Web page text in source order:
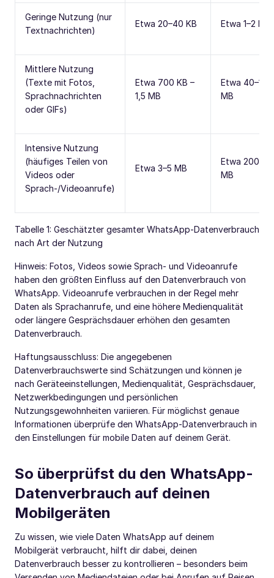
Geringe Nutzung (nur
Textnachrichten)
Etwa 20–40 KB Etwa 1–2 MB
Mittlere Nutzung
(Texte mit Fotos,
Sprachnachrichten
oder GIFs)
Etwa 700 KB –
1,5 MB
Etwa 40–100
MB
Intensive Nutzung
(häufiges Teilen von
Videos oder
Sprach-/Videoanrufe)
Etwa 3–5 MB
Etwa
MB
Tabelle 1: Geschätzter gesamter WhatsApp-Datenverbrauch
nach Art der Nutzung
Hinweis: Fotos, Videos sowie Sprach- und Videoanrufe
haben den größten Einfluss auf den Datenverbrauch von
WhatsApp. Videoanrufe verbrauchen in der Regel mehr
Daten als Sprachanrufe, und eine höhere Medienqualität
oder längere Gesprächsdauer erhöhen den gesamten
Datenverbrauch.
Haftungsausschluss: Die angegebenen
Datenverbrauchswerte sind Schätzungen und können je
nach Geräteeinstellungen, Medienqualität, Gesprächsdauer,
Netzwerkbedingungen und persönlichen
Nutzungsgewohnheiten variieren. Für möglichst genaue
Informationen überprüfe den WhatsApp-Datenverbrauch in
den Einstellungen für mobile Daten auf deinem Gerät.
So überprüfst du den WhatsApp-
Datenverbrauch auf deinen
Mobilgeräten
Zu wissen, wie viele Daten WhatsApp auf deinem
Mobilgerät verbraucht, hilft dir dabei, deinen
Datenverbrauch besser zu kontrollieren – besonders beim